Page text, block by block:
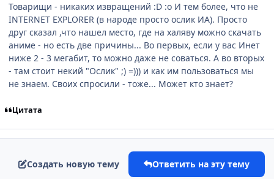
Товарищи - никаких извращений :D :o И тем более, что не
INTERNET EXPLORER (в народе просто ослик ИА). Просто
друг сказал ,что нашел место, где на халяву можно скачать
аниме - но есть две причины... Во первых, если у вас Инет
ниже 2 - 3 мегабит, то можно даже не соваться. А во вторых
- там стоит некий "Ослик" ;) =))) и как им пользоваться мы
не знаем. Своих спросили - тоже... Может кто знает?
Цитата
Создать новую тему Ответить на эту тему